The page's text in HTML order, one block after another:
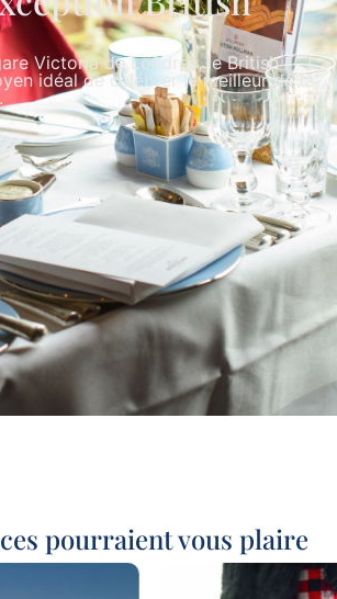
Victoria de Londres, le British
idéal de célébrer le meilleur de la
pourraient vous plaire